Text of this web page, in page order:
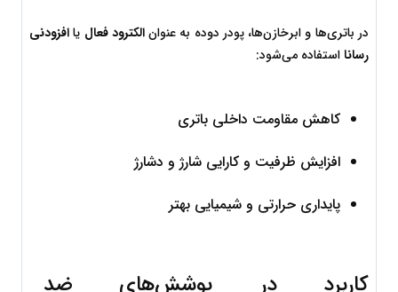
در باتری‌ها و ابرخازن‌ها، پودر دوده به عنوان الکترود فعال یا
رسانا استفاده می‌شود:
کاهش مقاومت داخلی باتری
افزایش ظرفیت و کارایی شارژ و دشارژ
پایداری حرارتی و شیمیایی بهتر